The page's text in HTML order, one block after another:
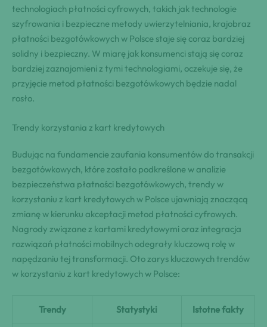
technologiach płatności cyfrowych, takich jak technologie
szyfrowania i bezpieczne metody uwierzytelniania, krajobraz
płatności bezgotówkowych w Polsce staje się coraz bardziej
solidny i bezpieczny. W miarę jak konsumenci stają się coraz
bardziej zaznajomieni z tymi technologiami, oczekuje się, że
przyjęcie metod płatności bezgotówkowych będzie nadal
rosło.
Trendy korzystania z kart kredytowych
Budując na fundamencie zaufania konsumentów do transakcji
bezgotówkowych, które zostało podkreślone w analizie
bezpieczeństwa płatności bezgotówkowych, trendy w
korzystaniu z kart kredytowych w Polsce ujawniają znaczącą
zmianę w kierunku akceptacji metod płatności cyfrowych.
Nagrody związane z kartami kredytowymi oraz integracja
rozwiązań płatności mobilnych odegrały kluczową rolę w
napędzaniu tej transformacji. Oto zarys kluczowych trendów
w korzystaniu z kart kredytowych w Polsce:
Trendy Statystyki Istotne fakty